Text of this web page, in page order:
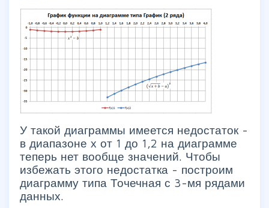
У такой диаграммы имеется недостаток -
в диапазоне х от 1 до 1,2 на диаграмме
теперь нет вообще значений. Чтобы
избежать этого недостатка - построим
диаграмму типа Точечная с 3-мя рядами
данных.